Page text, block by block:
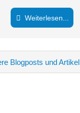
Weiterlesen...
Blogposts und